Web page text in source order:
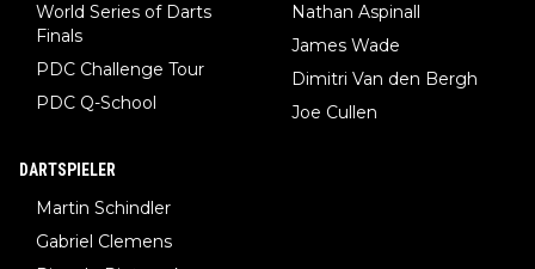
World Series of Darts
Finals
PDC Challenge Tour
PDC Q-School
Nathan Aspinall
James Wade
Dimitri Van den Bergh
Joe Cullen
DARTSPIELER
Martin Schindler
Gabriel Clemens